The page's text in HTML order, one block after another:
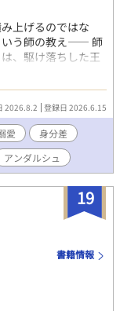
上げるのではな
いう師の教え―― 師
、駆け落ちした王
故死した「ふり」
ムに救われ、同時
嵌められてアルフ
カだったが、「つ
に従って日々を過
く。そして「冷酷
ていくが…… 身代
子×冤罪の魔術師、
変人なのでわりと
た。時々番外編を
2026.8.2 登録日 2026.6.15
愛
身分差
アンダルシュ
19
書籍情報